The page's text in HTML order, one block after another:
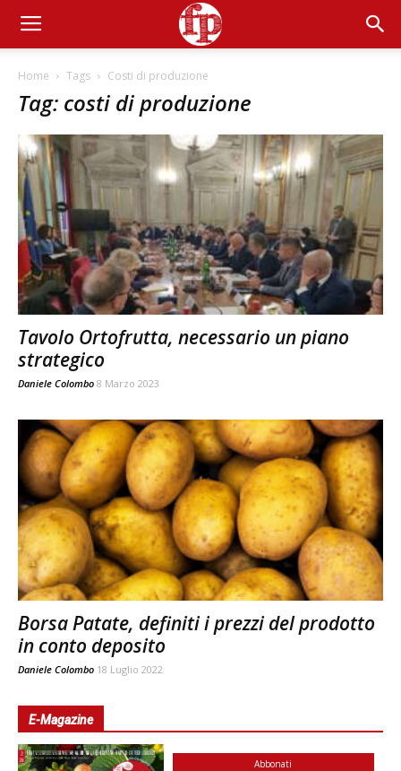
Home Tags Costi di produzione
Tag: costi di produzione
Tavolo Ortofrutta, necessario un piano
strategico
Daniele Colombo 8 Marzo 2023
Borsa Patate, definiti i prezzi del prodotto
in conto deposito
Daniele Colombo 18 Luglio 2022
E-Magazine
Abbonati